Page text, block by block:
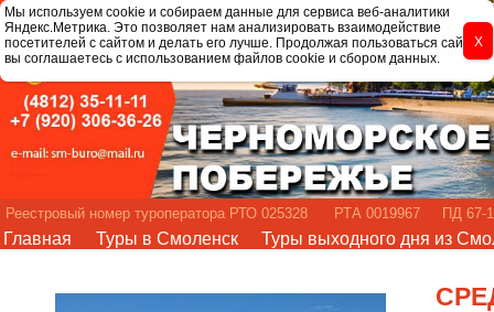
Реестровый номер туроператора РТО 025328 РТА 0019967 ПД 67-
Главная Туры в Смоленск Туры выходного дня из
Мы используем cookie и собираем данные для сервиса веб-аналитики
Яндекс.Метрика. Это позволяет нам анализировать взаимодействие
посетителей с сайтом и делать его лучше. Продолжая пользоваться сайтом,
вы соглашаетесь с использованием файлов cookie и сбором данных.